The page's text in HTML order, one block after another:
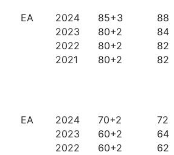
EA
2024
2023
2022
2021
85+3
80+2
80+2
80+2
88
84
82
82
EA
2024
2023
2022
70+2
60+2
60+2
72
64
62